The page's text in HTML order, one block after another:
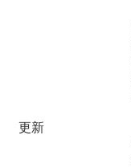
更新